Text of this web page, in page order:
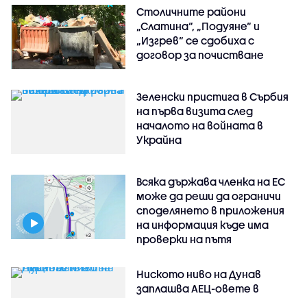
Столичните райони
„Слатина“, „Подуяне“ и
„Изгрев“ се сдобиха с
договор за почистване
Зеленски пристига в Сърбия
на първа визита след
началото на войната в
Украйна
Всяка държава членка на ЕС
може да реши да ограничи
споделянето в приложения
на информация къде има
проверки на пътя
Ниското ниво на Дунав
заплашва АЕЦ-овете в